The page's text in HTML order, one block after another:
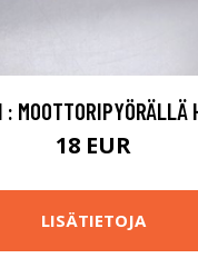
: MOOTTORIPYÖRÄLLÄ
18 EUR
LISÄTIETOJA